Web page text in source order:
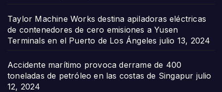
Taylor Machine Works destina apiladoras eléctricas
de contenedores de cero emisiones a Yusen
Terminals en el Puerto de Los Ángeles julio 13, 2024
Accidente marítimo provoca derrame de 400
toneladas de petróleo en las costas de Singapur julio
12, 2024